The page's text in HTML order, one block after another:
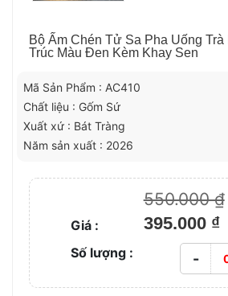
Bộ Ấm Chén Tử Sa Pha Uống Trà
Trúc Màu Đen Kèm Khay Sen
Mã Sản Phẩm : AC410
Chất liệu : Gốm Sứ
Xuất xứ : Bát Tràng
Năm sản xuất : 2026
550.000 ₫
Giá : 395.000 ₫
Số lượng : -